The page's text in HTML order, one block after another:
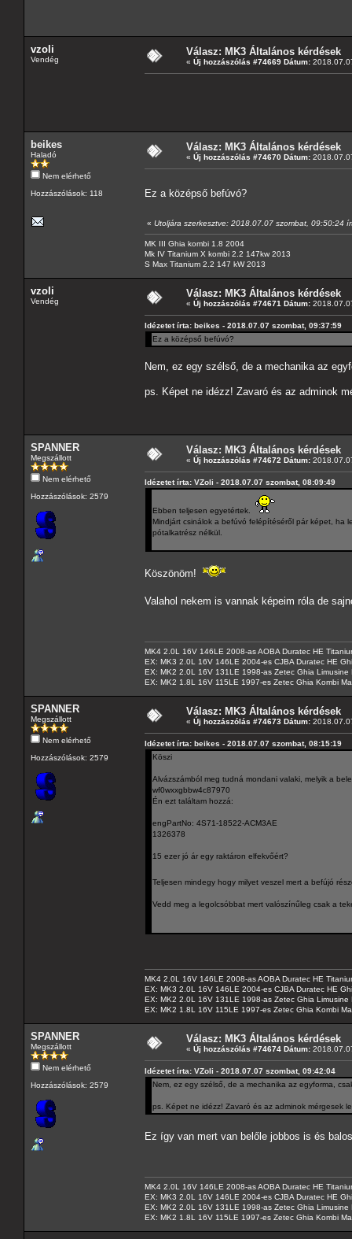
vzoli
Vendég
Válasz: MK3 Általános kérdések
« Új hozzászólás #74669 Dátum:
beikes
Haladó
Nem elérhető
Hozzászólások: 118
Válasz: MK3 Általános kérdések
« Új hozzászólás #74670 Dátum:
Ez a középső befúvó?
« Utoljára szerkesztve: 2018.07.07 szombat, 09:50:24
MK III Ghia kombi 1.8 2004
Mk IV Titanium X kombi 2.2 147kw 2013
S Max Titanium 2.2 147 kW 2013
vzoli
Vendég
Válasz: MK3 Általános kérdések
« Új hozzászólás #74671 Dátum:
Idézetet írta: beikes - 2018.07.07 szombat, 09:37:59
Ez a középső befúvó?
Nem, ez egy szélső, de a mechanika az
ps. Képet ne idézz! Zavaró és az adminok
SPANNER
Megszállott
Nem elérhető
Hozzászólások: 2579
Válasz: MK3 Általános kérdések
« Új hozzászólás #74672 Dátum:
Idézetet írta: VZoli - 2018.07.07 szombat, 08:09:49
Ebben teljesen egyetértek.
Mindjárt csinálok a befúvó felépítéséről pár képet, ha
pótalkatrész nélkül.
Köszönöm!
Valahol nekem is vannak képeim róla de
MK4 2.0L 16V 146LE 2008-as AOBA Duratec HE
EX: MK3 2.0L 16V 146LE 2004-es CJBA Duratec HE
EX: MK2 2.0L 16V 131LE 1998-as Zetec Ghia Limusine
EX: MK2 1.8L 16V 115LE 1997-es Zetec Ghia Kombi
SPANNER
Megszállott
Nem elérhető
Hozzászólások: 2579
Válasz: MK3 Általános kérdések
« Új hozzászólás #74673 Dátum:
Idézetet írta: beikes - 2018.07.07 szombat, 08:15:19
Köszi
Alvázszámból meg tudná mondani valaki, melyik a
wf0wxxgbbw4c87970
Én ezt találtam hozzá:
engPartNo: 4S71-18522-ACM3AE
1326378
15 ezer jó ár egy raktáron elfekvőért?
Teljesen mindegy hogy milyet veszel mert a befújó
Vedd meg a legolcsóbbat mert valószínűleg csak a
MK4 2.0L 16V 146LE 2008-as AOBA Duratec HE
EX: MK3 2.0L 16V 146LE 2004-es CJBA Duratec HE
EX: MK2 2.0L 16V 131LE 1998-as Zetec Ghia Limusine
EX: MK2 1.8L 16V 115LE 1997-es Zetec Ghia Kombi
SPANNER
Megszállott
Nem elérhető
Hozzászólások: 2579
Válasz: MK3 Általános kérdések
« Új hozzászólás #74674 Dátum:
Idézetet írta: VZoli - 2018.07.07 szombat, 09:42:04
Nem, ez egy szélső, de a mechanika az egyforma,
ps. Képet ne idézz! Zavaró és az adminok mérgesek
Ez így van mert van belőle jobbos is és
MK4 2.0L 16V 146LE 2008-as AOBA Duratec HE
EX: MK3 2.0L 16V 146LE 2004-es CJBA Duratec HE
EX: MK2 2.0L 16V 131LE 1998-as Zetec Ghia Limusine
EX: MK2 1.8L 16V 115LE 1997-es Zetec Ghia Kombi